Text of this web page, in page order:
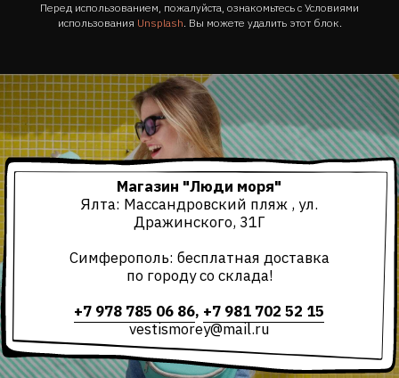
Перед использованием, пожалуйста, ознакомьтесь с Условиями
использования Unsplash. Вы можете удалить этот блок.